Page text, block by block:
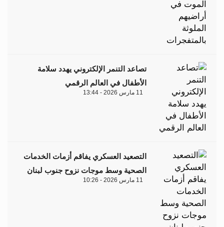
تصاعد التنمر الإلكتروني يهدد سلامة
الأطفال في العالم الرقمي
11 مارس 2026 - 13:44
التصعيد العسكري يفاقم أزمات الخدمات
الصحية وسط موجات نزوح جنوب لبنان
11 مارس 2026 - 10:26